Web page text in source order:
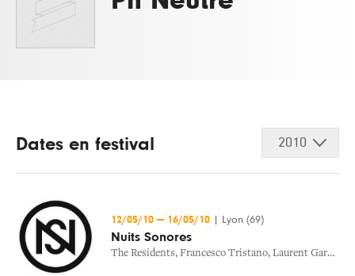
Dates en festival 2010
12/05/10 — 16/05/10 Lyon (69)
Nuits Sonores
The Residents, Francesco Tristano, Laurent Garnier